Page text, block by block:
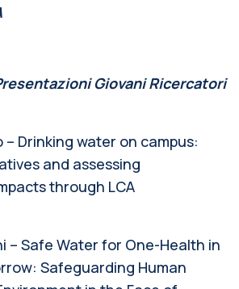
Giovani Ricercatori
– Drinking water on campus:
and assessing
through LCA
– Safe Water for One-Health in
Safeguarding Human